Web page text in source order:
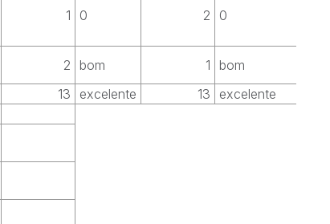
1 0 2 0
2 bom 1 bom
13 excelente 13 excelente